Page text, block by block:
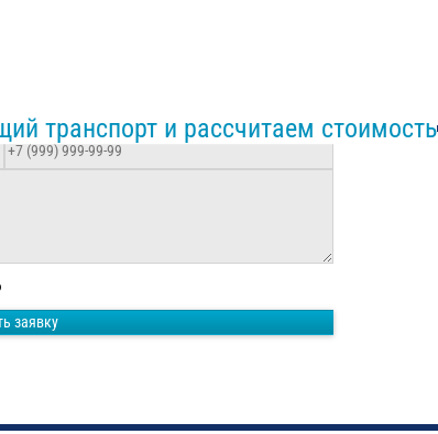
транспорт и рассчитаем стоимость
заявку